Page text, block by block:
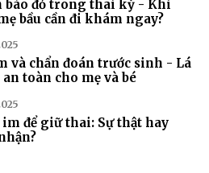
báo đỏ trong thai kỳ - Khi
bầu cần đi khám ngay?
và chẩn đoán trước sinh - Lá
toàn cho mẹ và bé
để giữ thai: Sự thật hay